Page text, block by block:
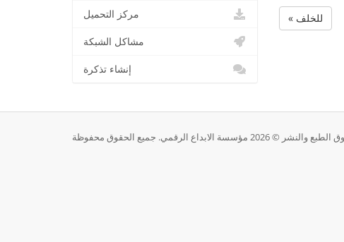
« للخلف
مركز التحميل
مشاكل الشبكة
إنشاء تذكرة